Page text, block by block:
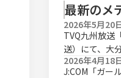
最新のメ
2026年5月20
TVQ九州放送
送）にて、大
Takka」が取
2026年4月18
J:COM「ガー